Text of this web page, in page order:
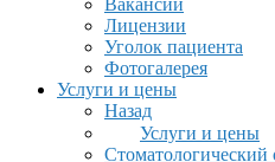
Вакансии
Лицензии
Уголок пациента
Фотогалерея
Услуги и цены
Назад
Услуги и цены
Стоматологический